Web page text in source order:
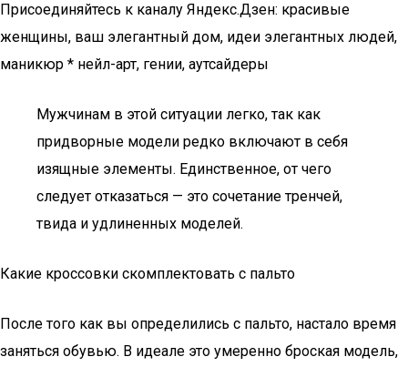
Присоединяйтесь к каналу Яндекс.Дзен: красивые
женщины, ваш элегантный дом, идеи элегантных людей,
маникюр * нейл-арт, гении, аутсайдеры
Мужчинам в этой ситуации легко, так как
придворные модели редко включают в себя
изящные элементы. Единственное, от чего
следует отказаться — это сочетание тренчей,
твида и удлиненных моделей.
Какие кроссовки скомплектовать с пальто
После того как вы определились с пальто, настало время
заняться обувью. В идеале это умеренно броская модель,